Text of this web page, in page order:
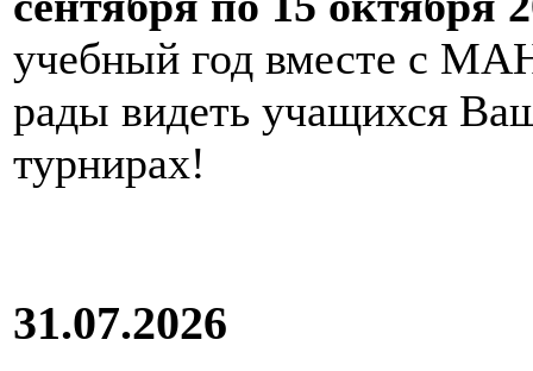
учебный год вместе с
рады видеть учащихся
турнирах!
31.07.2026